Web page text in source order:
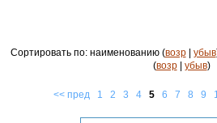
Сортировать по: наименованию (возр| убыв
(возр| убыв)
<< пред 1 2 3 4 5 6 7 8 9